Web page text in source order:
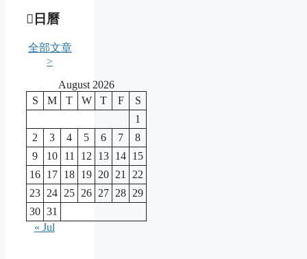
日曆
全部文章
>
August 2026
S
M T W T F
S
1
2
3 4 5 6 7
8
9
10 11 12 13 14 15
16 17 18 19 20 21
22
23 24 25 26 27 28 29
30 31
« Jul